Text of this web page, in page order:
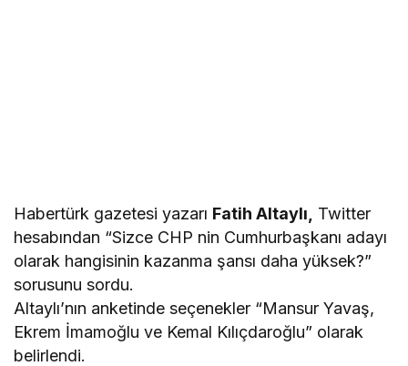
Habertürk gazetesi yazarı Fatih Altaylı,
Twitter
hesabından “Sizce CHP nin Cumhurbaşkanı adayı
olarak hangisinin kazanma şansı daha yüksek?”
sorusunu sordu.
Altaylı’nın anketinde seçenekler “Mansur Yavaş,
Ekrem İmamoğlu ve Kemal Kılıçdaroğlu” olarak
belirlendi.